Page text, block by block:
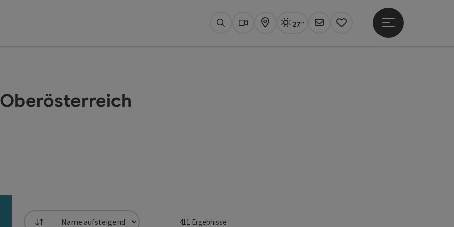
SuchenWebcams
KarteAktuelles Wetter Linz, sonnig
27°
Newsletter
Merkzettel
Hauptmenü öffnen
411 Ergebnisse